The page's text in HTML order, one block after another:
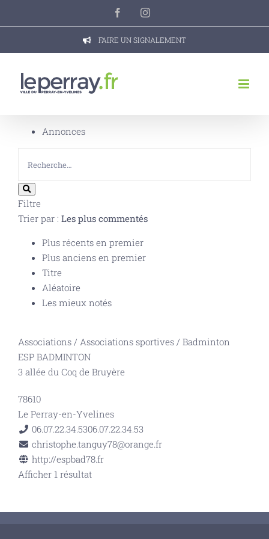
FacebookInstagram
FAIRE UN SIGNALEMENT
Annonces
Filtre
Trier par : Les plus commentés
Plus récents en premier
Plus anciens en premier
Titre
Aléatoire
Les mieux notés
Associations / Associations sportives / Badminton
ESP BADMINTON
3 allée du Coq de Bruyère
78610
Le Perray-en-Yvelines
06.07.22.34.5306.07.22.34.53
christophe.tanguy78@orange.fr
http://espbad78.fr
Afficher 1 résultat